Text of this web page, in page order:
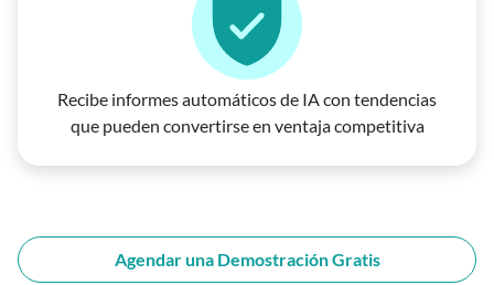
Recibe informes automáticos de IA con tendencias
que pueden convertirse en ventaja competitiva
Agendar una Demostración Gratis